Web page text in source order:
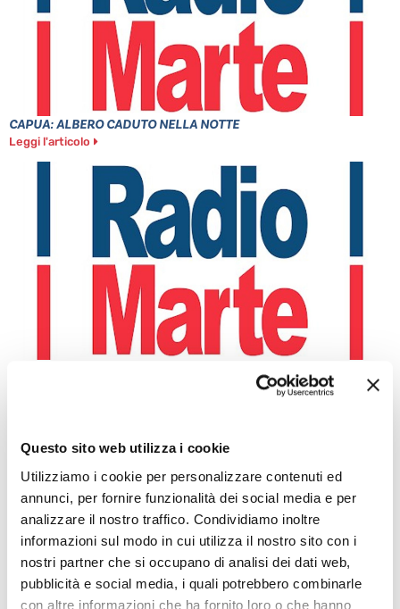
Questo sito web utilizza i cookie
Utilizziamo i cookie per personalizzare contenuti ed
annunci, per fornire funzionalità dei social media e per
analizzare il nostro traffico. Condividiamo inoltre
informazioni sul modo in cui utilizza il nostro sito con i
nostri partner che si occupano di analisi dei dati web,
pubblicità e social media, i quali potrebbero combinarle
con altre informazioni che ha fornito loro o che hanno
CAPUA: ALBERO CADUTO NELLA NOTTE
Leggi l'articolo